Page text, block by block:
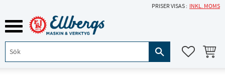
Meny
PRISER VISAS INKL. MOMS